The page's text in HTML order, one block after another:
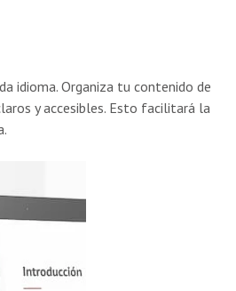
idioma. Organiza tu contenido de
y accesibles. Esto facilitará la